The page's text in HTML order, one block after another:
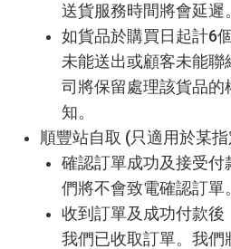
送貨服務時間將會延遲。
如貨品於購買日起計6
未能送出或顧客未能
司將保留處理該貨品的
知。
順豐站自取 (只適用於某
確認訂單成功及接受
們將不會致電確認訂單。
收到訂單及成功付款
我們已收取訂單。我